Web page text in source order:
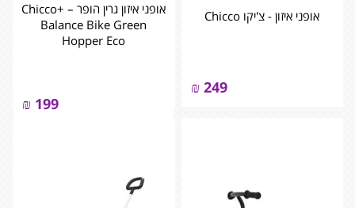
אופני איזון - צ'יקו Chicco
249
₪
אופני איזון גרין הופר – +Chicco
Balance Bike Green
Hopper Eco
199
₪